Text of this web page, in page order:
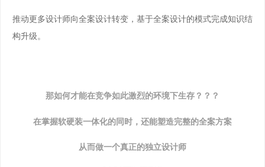
推动更多设计师向全案设计转变，基于全案设计的模式完成知识结
构升级。
那如何才能在竞争如此激烈的环境下生存？？？
在掌握软硬装一体化的同时，还能塑造完整的全案方案
从而做一个真正的独立设计师